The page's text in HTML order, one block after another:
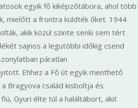
egyik fő kiképzőtábora, ahol több
mielőtt a frontra küldték őket. 1944
akik közül szinte senki sem tért
sajnos a legutóbbi időkig csend
páratlan
Ehhez a Fő út egyik menthető
Bragyova család kisboltja és
Gyuri élte túl a haláltábort, akit